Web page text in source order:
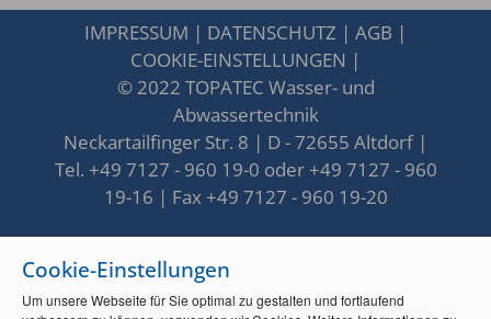
IMPRESSUM | DATENSCHUTZ | AGB |
COOKIE-EINSTELLUNGEN |
© 2022 TOPATEC Wasser- und
Abwassertechnik
Neckartailfinger Str. 8 | D - 72655 Altdorf |
Tel. +49 7127 - 960 19-0 oder +49 7127 - 960
19-16 | Fax +49 7127 - 960 19-20
Cookie-Einstellungen
Um unsere Webseite für Sie optimal zu gestalten und fortlaufend